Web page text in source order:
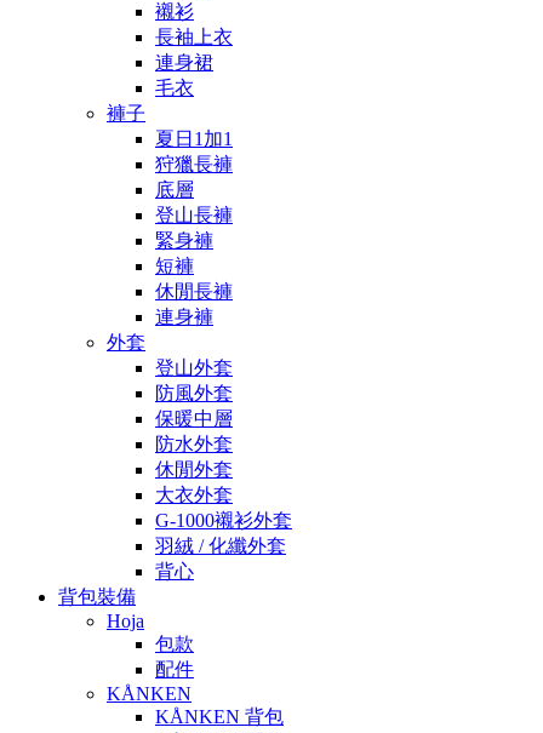
襯衫
長袖上衣
連身裙
毛衣
褲子
夏日1加1
狩獵長褲
底層
登山長褲
緊身褲
短褲
休閒長褲
連身褲
外套
登山外套
防風外套
保暖中層
防水外套
休閒外套
大衣外套
G-1000襯衫外套
羽絨 / 化纖外套
背心
背包裝備
Hoja
包款
配件
KÅNKEN
KÅNKEN 背包